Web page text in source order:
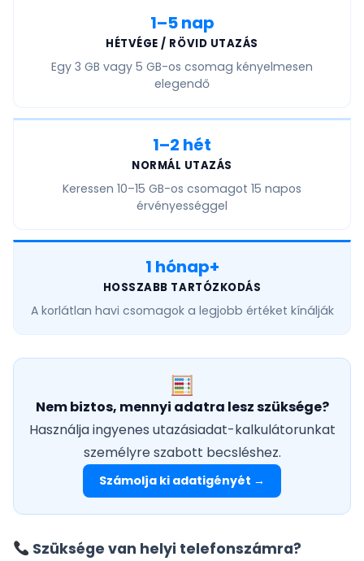
1–5 nap
HÉTVÉGE / RÖVID UTAZÁS
Egy 3 GB vagy 5 GB-os csomag kényelmesen
elegendő
1–2 hét
NORMÁL UTAZÁS
Keressen 10–15 GB-os csomagot 15 napos
érvényességgel
1 hónap+
HOSSZABB TARTÓZKODÁS
A korlátlan havi csomagok a legjobb értéket kínálják
Nem biztos, mennyi adatra lesz szüksége?
Használja ingyenes utazásiadat-kalkulátorunkat
személyre szabott becsléshez.
Számolja ki adatigényét →
Szüksége van helyi telefonszámra?